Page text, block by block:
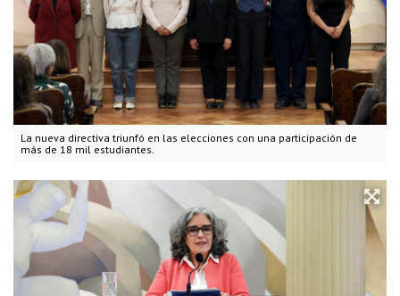
La nueva directiva triunfó en las elecciones con una participación de
más de 18 mil estudiantes.